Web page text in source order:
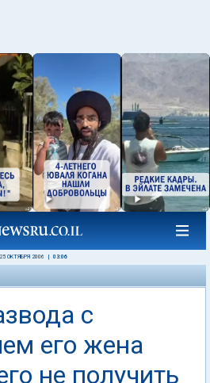
25 ОКТЯБРЯ 2006 03:06
с
его жена
не получить